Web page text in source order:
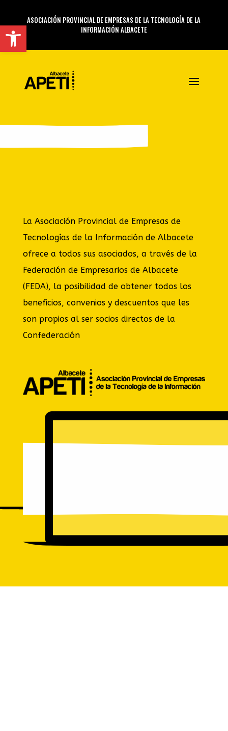
ASOCIACIÓN PROVINCIAL DE EMPRESAS DE LA TECNOLOGÍA DE LA
INFORMACIÓN ALBACETE
La Asociación Provincial de Empresas de
Tecnologías de la Información de Albacete
ofrece a todos sus asociados, a través de la
Federación de Empresarios de Albacete
(FEDA), la posibilidad de obtener todos los
beneficios, convenios y descuentos que les
son propios al ser socios directos de la
Confederación
Abrir barra de herramientas